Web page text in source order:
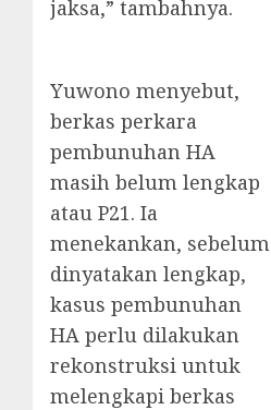
jaksa,” tambahnya.
Yuwono menyebut,
berkas perkara
pembunuhan HA
masih belum lengkap
atau P21. Ia
menekankan, sebelum
dinyatakan lengkap,
kasus pembunuhan
HA perlu dilakukan
rekonstruksi untuk
melengkapi berkas